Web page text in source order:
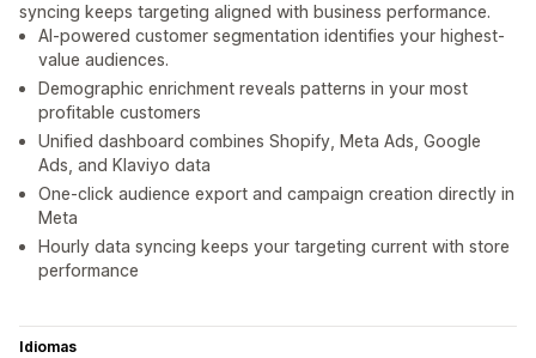
syncing keeps targeting aligned with business performance.
AI-powered customer segmentation identifies your highest-
value audiences.
Demographic enrichment reveals patterns in your most
profitable customers
Unified dashboard combines Shopify, Meta Ads, Google
Ads, and Klaviyo data
One-click audience export and campaign creation directly in
Meta
Hourly data syncing keeps your targeting current with store
performance
Idiomas